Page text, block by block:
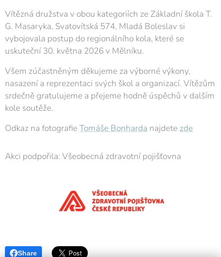
Vítězná družstva v obou kategoriích ze Základní škola T.
G. Masaryka, Svatovítská 574, Mladá Boleslav si
vybojovala postup do regionálního kola, které se
uskuteční 30. května 2026 v Mělníku.
Všem zúčastněným děkujeme za výborné výkony,
nasazení a reprezentaci svých škol a organizací. Vítězům
srdečně gratulujeme a přejeme hodně úspěchů v dalším
kole soutěže.
Odkaz na fotografieTomáše Bonharda najdete zde
Akci podpořila: Všeobecná zdravotní pojišťovna
Share